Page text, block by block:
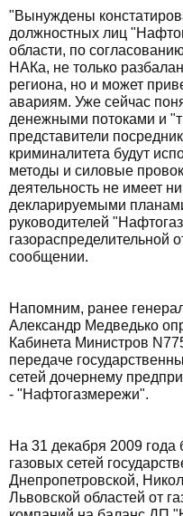
"Вынуждены
должностных лиц
области, по
НАКа, не только
региона, но и может
авариям. Уже сейчас
денежными потоками и
представители
криминалитета будут
методы и силовые
деятельность не имеет
декларируемыми
руководителей
газораспределительной
сообщении.
Напомним, ранее
Александр Медведько
Кабинета Министров
передаче
сетей дочернему
- "Нафтогазмережи".
На 31 декабря 2009
газовых сетей
Днепропетровской,
Львовской областей от